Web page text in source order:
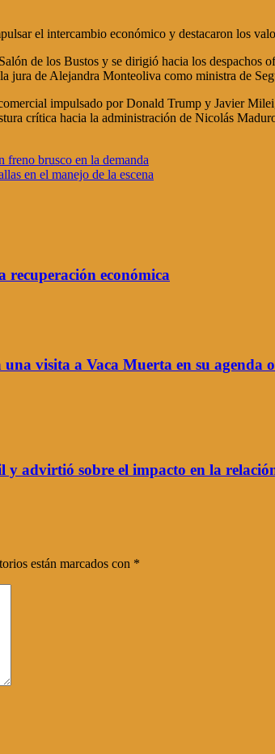
el intercambio económico y destacaron los
de los Bustos y se dirigió hacia los
jura de Alejandra Monteoliva como ministra de
impulsado por Donald Trump y Javier
crítica hacia la administración de Nicolás
freno brusco en la demanda
en el manejo de la escena
recuperación económica
visita a Vaca Muerta en su agenda
advirtió sobre el impacto en la
están marcados con *